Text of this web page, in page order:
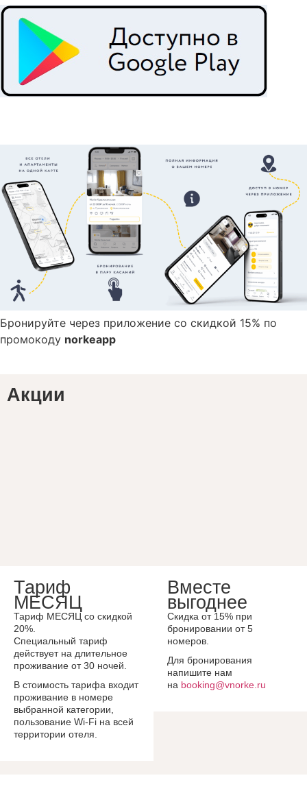
Бронируйте через приложение со скидкой 15% по
промокоду norkeapp
Акции
Тариф
МЕСЯЦ
Тариф МЕСЯЦ со скидкой
20%.
Специальный тариф
действует на длительное
проживание от 30 ночей.
В стоимость тарифа входит
проживание в номере
выбранной категории,
пользование Wi-Fi на всей
территории отеля.
Вместе
выгоднее
Скидка от 15% при
бронировании от 5
номеров.
Для бронирования
напишите нам
на booking@vnorke.ru